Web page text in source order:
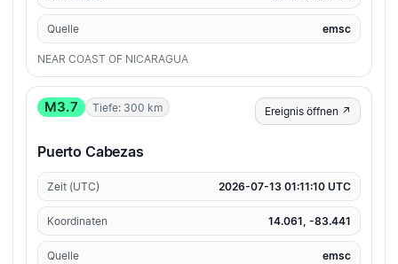
Quelle emsc
NEAR COAST OF NICARAGUA
M3.7 Tiefe: 300 km Ereignis öffnen ↗
Puerto Cabezas
Zeit (UTC) 2026-07-13 01:11:10 UTC
Koordinaten 14.061, -83.441
Quelle emsc